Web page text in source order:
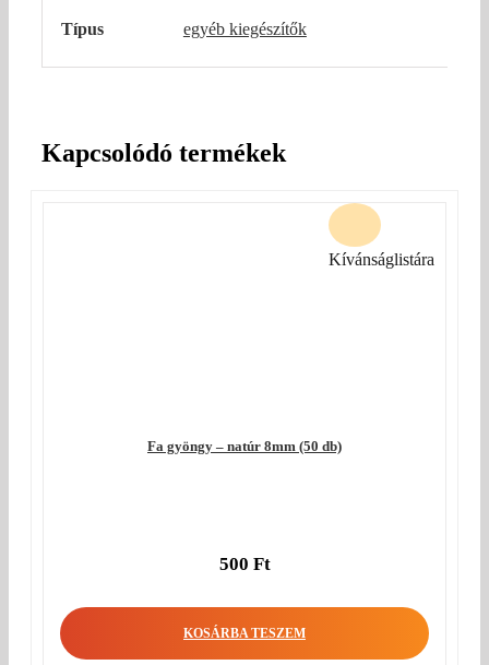
Típus egyéb kiegészítők
Kapcsolódó termékek
Fa gyöngy – natúr 8mm (50 db)
500 Ft
KOSÁRBA TESZEM
Kívánságlistára